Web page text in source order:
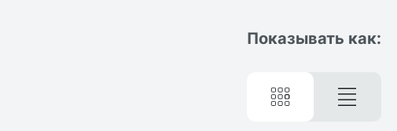
Показывать как: